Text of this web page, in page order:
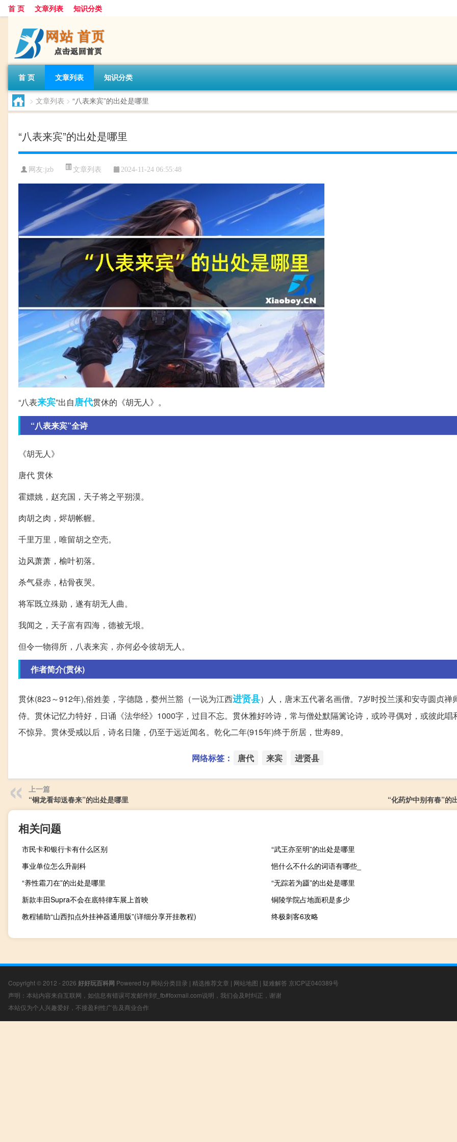
首 页 文章列表 知识分类
首 页 文章列表 知识分类
> 文章列表 > “八表来宾”的出处是哪里
“八表来宾”的出处是哪里
网友:jzb 文章列表 2024-11-24 06:55:48
“八表来宾”出自唐代贯休的《胡无人》。
“八表来宾”全诗
《胡无人》
唐代 贯休
霍嫖姚，赵充国，天子将之平朔漠。
肉胡之肉，烬胡帐幄。
千里万里，唯留胡之空壳。
边风萧萧，榆叶初落。
杀气昼赤，枯骨夜哭。
将军既立殊勋，遂有胡无人曲。
我闻之，天子富有四海，德被无垠。
但令一物得所，八表来宾，亦何必令彼胡无人。
作者简介(贯休)
贯休(823～912年),俗姓姜，字德隐，婺州兰豁（一说为江西进贤县）人，唐末五代著名画僧。7岁时投兰溪和安寺圆贞禅
侍。贯休记忆力特好，日诵《法华经》1000字，过目不忘。贯休雅好吟诗，常与僧处默隔篱论诗，或吟寻偶对，或彼此唱
不惊异。贯休受戒以后，诗名日隆，仍至于远近闻名。乾化二年(915年)终于所居，世寿89。
网络标签： 唐代 来宾 进贤县
上一篇
“铜龙看却送春来”的出处是哪里
“化药炉中别有春”的
相关问题
市民卡和银行卡有什么区别
“武王亦至明”的出处是哪里
事业单位怎么升副科
悒什么不什么的词语有哪些_
“养性霜刀在”的出处是哪里
“无踪若为蹑”的出处是哪里
新款丰田Supra不会在底特律车展上首映
铜陵学院占地面积是多少
教程辅助“山西扣点外挂神器通用版”(详细分享开挂教程)
终极刺客6攻略
Copyright © 2012 - 2026 好好玩百科网 Powered by 网站分类目录 | 精选推荐文章 | 网站地图 | 疑难解答 京ICP证040389号
声明：本站内容来自互联网，如信息有错误可发邮件到f_fb#foxmail.com说明，我们会及时纠正，谢谢
本站仅为个人兴趣爱好，不接盈利性广告及商业合作